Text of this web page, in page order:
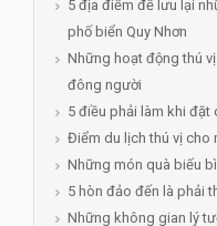
5 địa điểm để lưu lại
phố biển Quy Nhơn
Những hoạt động thú
đông người
5 điều phải làm khi đặt
Điểm du lịch thú vị cho
Những món quà biếu
5 hòn đảo đến là phải
Những không gian lý